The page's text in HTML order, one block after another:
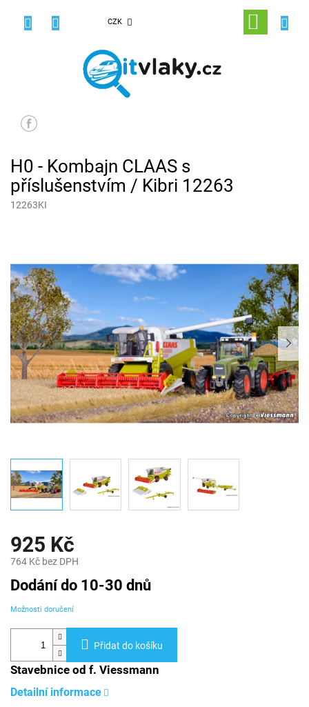
CZK
NÁKUPNÍ
KOŠÍK
H0 - Kombajn CLAAS s
příslušenstvím / Kibri 12263
12263KI
925 Kč
764 Kč bez DPH
Měrná
cena:
Dodání do 10-30 dnů
Možnosti doručení
Přidat do košíku
Stavebnice od f. Viessmann
Detailní informace